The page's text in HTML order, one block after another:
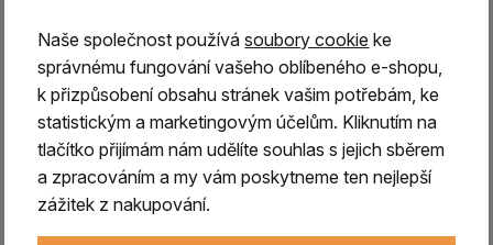
Vykuřovací směs Bílý bizon
Bílý bizon – vykuřovací směs pro harmonii a
porozumění
Naše společnost používásoubory cookie ke
správnému fungování vašeho oblíbeného e-shopu,
k přizpůsobení obsahu stránek vašim potřebám, ke
statistickým a marketingovým účelům. Kliknutím na
tlačítko přijímám nám udělíte souhlas s jejich sběrem
a zpracováním a my vám poskytneme ten nejlepší
zážitek z nakupování.